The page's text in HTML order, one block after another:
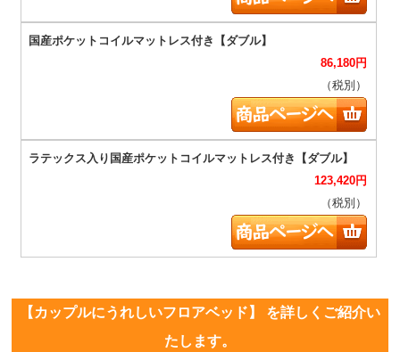
86,180円
（税別）
123,420円
（税別）
【カップルにうれしいフロアベッド】 を詳しくご紹介い
たします。